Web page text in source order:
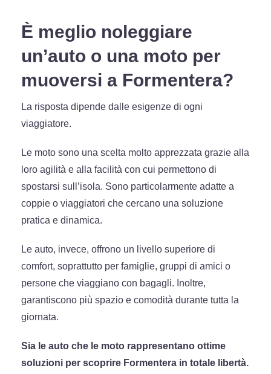
È meglio noleggiare
un’auto o una moto per
muoversi a Formentera?
La risposta dipende dalle esigenze di ogni
viaggiatore.
Le moto sono una scelta molto apprezzata grazie alla
loro agilità e alla facilità con cui permettono di
spostarsi sull’isola. Sono particolarmente adatte a
coppie o viaggiatori che cercano una soluzione
pratica e dinamica.
Le auto, invece, offrono un livello superiore di
comfort, soprattutto per famiglie, gruppi di amici o
persone che viaggiano con bagagli. Inoltre,
garantiscono più spazio e comodità durante tutta la
giornata.
Sia le auto che le moto rappresentano ottime
soluzioni per scoprire Formentera in totale libertà.